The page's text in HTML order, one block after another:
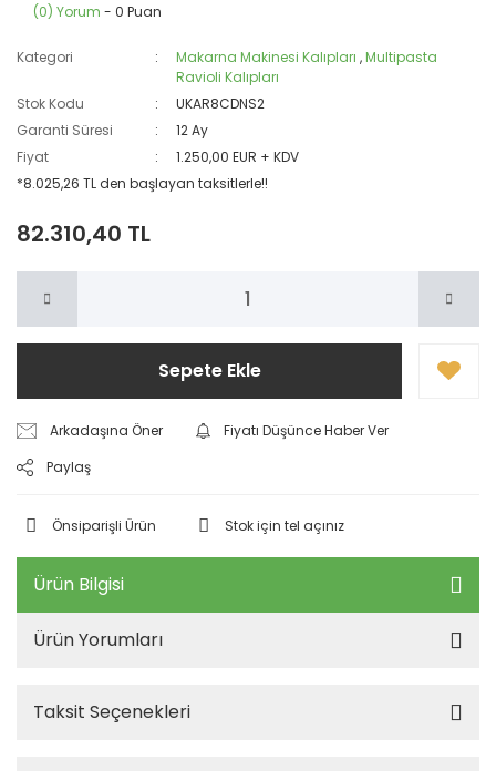
(0) Yorum - 0 Puan
Kategori Makarna Makinesi Kalıpları ,Multipasta
Ravioli Kalıpları
Stok Kodu
UKAR8CDNS2
Garanti Süresi
12 Ay
Fiyat
1.250,00 EUR + KDV
*8.025,26 TL den başlayan taksitlerle!!
82.310,40 TL
Sepete Ekle
Arkadaşına Öner
Fiyatı Düşünce Haber Ver
Paylaş
Önsiparişli Ürün Stok için tel açınız
Ürün Bilgisi
Ürün Yorumları
Taksit Seçenekleri